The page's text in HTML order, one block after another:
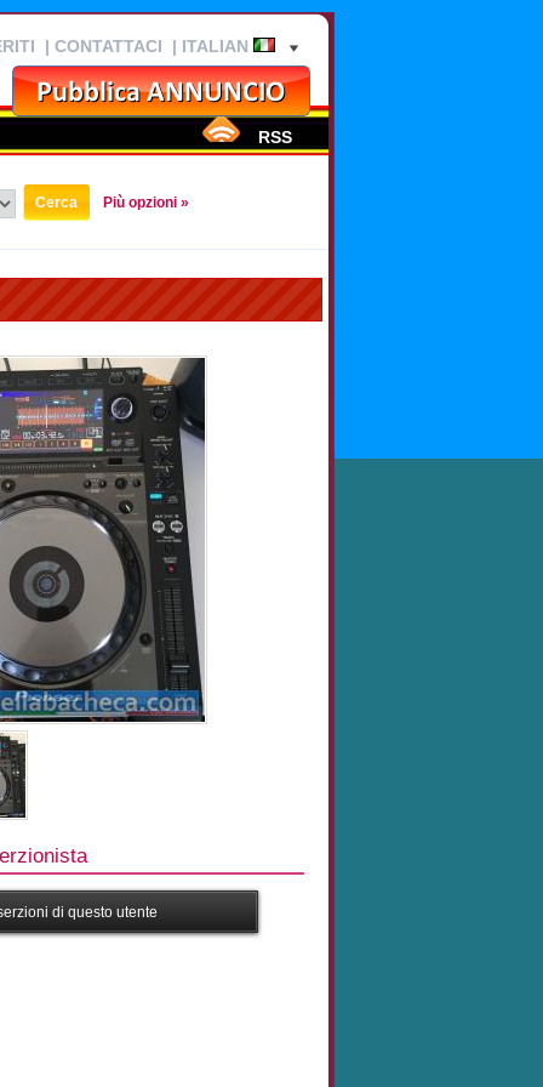
| CONTATTACI | ITALIAN
RSS
Più opzioni »
di questo utente